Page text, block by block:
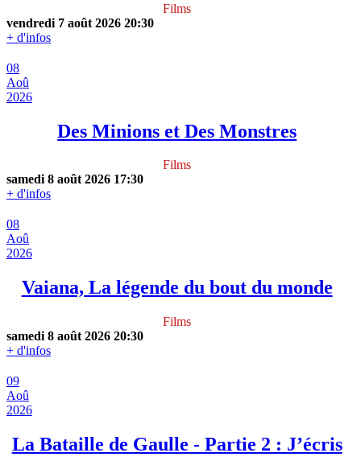
Films
vendredi 7 août 2026 20:30
+ d'infos
08
Aoû
2026
Des Minions et Des Monstres
Films
samedi 8 août 2026 17:30
+ d'infos
08
Aoû
2026
Vaiana, La légende du bout du monde
Films
samedi 8 août 2026 20:30
+ d'infos
09
Aoû
2026
La Bataille de Gaulle - Partie 2 : J’écris